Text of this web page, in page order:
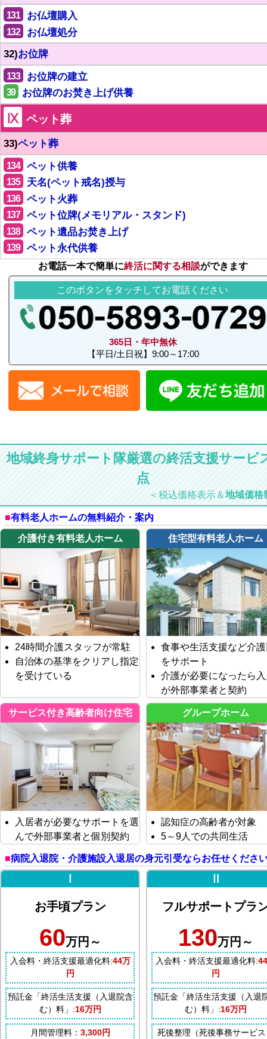
131 お仏壇購入
132
お仏壇処分
32)お位牌
133 お位牌の建立
39 お位牌のお焚き上げ供養
Ⅸ ペット葬
33)ペット葬
134 ペット供養
135 天名(ペット戒名)授与
136 ペット火葬
137 ペット位牌(メモリアル・スタンド)
138 ペット遺品お焚き上げ
139 ペット永代供養
お電話一本で簡単に終活に関する相談ができます
このボタンをタッチしてお電話ください
365日・年中無休
【平日/土日祝】9:00～17:00
地域終身サポート隊厳選の終活支援サービ
点
＜税込価格表示＆地域価格
有料老人ホームの無料紹介・案内
介護付き有料老人ホーム
24時間介護スタッフが常駐
自治体の基準をクリアし指定
を受けている
住宅型有料老人ホーム
食事や生活支援など介
をサポート
介護が必要になったら
が外部事業者と契約
サービス付き高齢者向け住宅
入居者が必要なサポートを選
んで外部事業者と個別契約
グループホーム
認知症の高齢者が対象
5～9人での共同生活
病院入退院・介護施設入退居の身元引受ならお任せくださ
お手頃プラン
60万円～
入会料・終活支援最適化料:44万
円
預託金「終活生活支援（入退院含
む）料」:16万円
月間管理料： 3,300円
フルサポートプラ
130万円～
入会料・終活支援最適化料:
円
預託金「終活生活支援（入退
む）料」:16万円
死後整理（死後事務サービ